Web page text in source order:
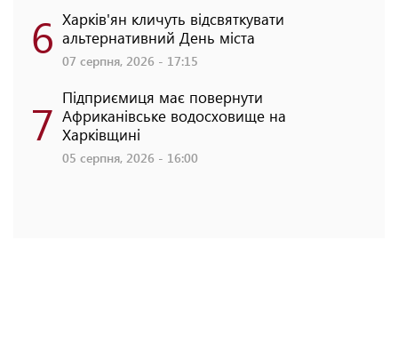
6 Харків'ян кличуть відсвяткувати
альтернативний День міста
07 серпня, 2026 - 17:15
7 Підприємиця має повернути
Африканівське водосховище на
Харківщині
05 серпня, 2026 - 16:00